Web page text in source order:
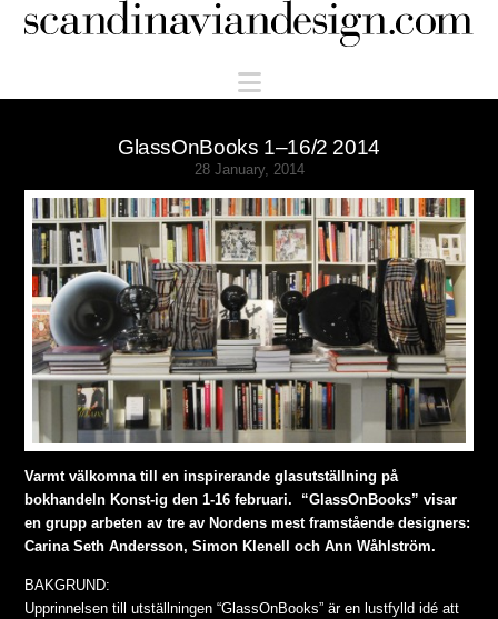
Scandinaviandesign.com
Navigation
GlassOnBooks 1–16/2 2014
28 January, 2014
Varmt välkomna till en inspirerande glasutställning på
bokhandeln Konst-ig den 1-16 februari. “GlassOnBooks” visar
en grupp arbeten av tre av Nordens mest framstående designers:
Carina Seth Andersson, Simon Klenell och Ann Wåhlström.
BAKGRUND:
Upprinnelsen till utställningen “GlassOnBooks” är en lustfylld idé att